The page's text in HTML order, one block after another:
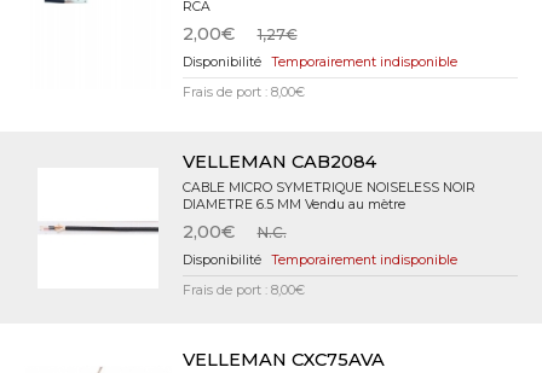
RCA
2,00€ 1,27€
Temporairement indisponible
Frais de port : 8,00€
VELLEMAN CAB2084
CABLE MICRO SYMETRIQUE NOISELESS NOIR
DIAMETRE 6.5 MM Vendu au mètre
2,00€ N.C.
Temporairement indisponible
Frais de port : 8,00€
VELLEMAN CXC75AVA